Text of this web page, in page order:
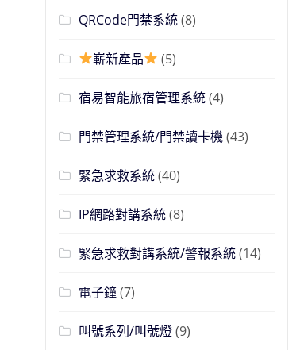
QRCode門禁系統(8)
嶄新產品 (5)
宿易智能旅宿管理系統(4)
門禁管理系統/門禁讀卡機(43)
緊急求救系統(40)
IP網路對講系統(8)
緊急求救對講系統/警報系統(14)
電子鐘(7)
叫號系列/叫號燈(9)